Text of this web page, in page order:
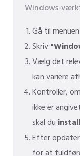
Windows-
Gå til
Skriv
Vælg det
kan variere
Kontroller,
ikke er
skal du
Efter